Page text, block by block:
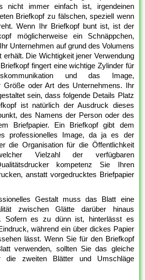
nicht immer einfach ist, irgendeinen
Briefkopf zu fälschen, speziell wenn
Wenn Ihr Briefkopf bunt ist, ist der
möglicherweise ein Schnäppchen,
Unternehmen auf grund des Volumens
erhält. Die Wichtigkeit jener Verwendung
fingert eine wichtige Zylinder für
und das Image,
Größe oder Art des Unternehmens. Ihr
sein, dass folgende Details Platz
ist natürlich der Ausdruck dieses
des Namens der Person oder des
Briefpapier. Ein Briefkopf gibt dem
professionelles Image, da ja es der
die Organisation für die Öffentlichkeit
Vielzahl der verfügbaren
kompetenz Sie Ihren
anstatt vorgedrucktes Briefpapier
Gestalt muss das Blatt eine
zwischen Glätte darüber hinaus
Sofern es zu dünn ist, hinterlässt es
während ein über dickes Papier
lässt. Wenn Sie für den Briefkopf
verwenden, sollten Sie das gleiche
die zweiten Blätter und Umschläge